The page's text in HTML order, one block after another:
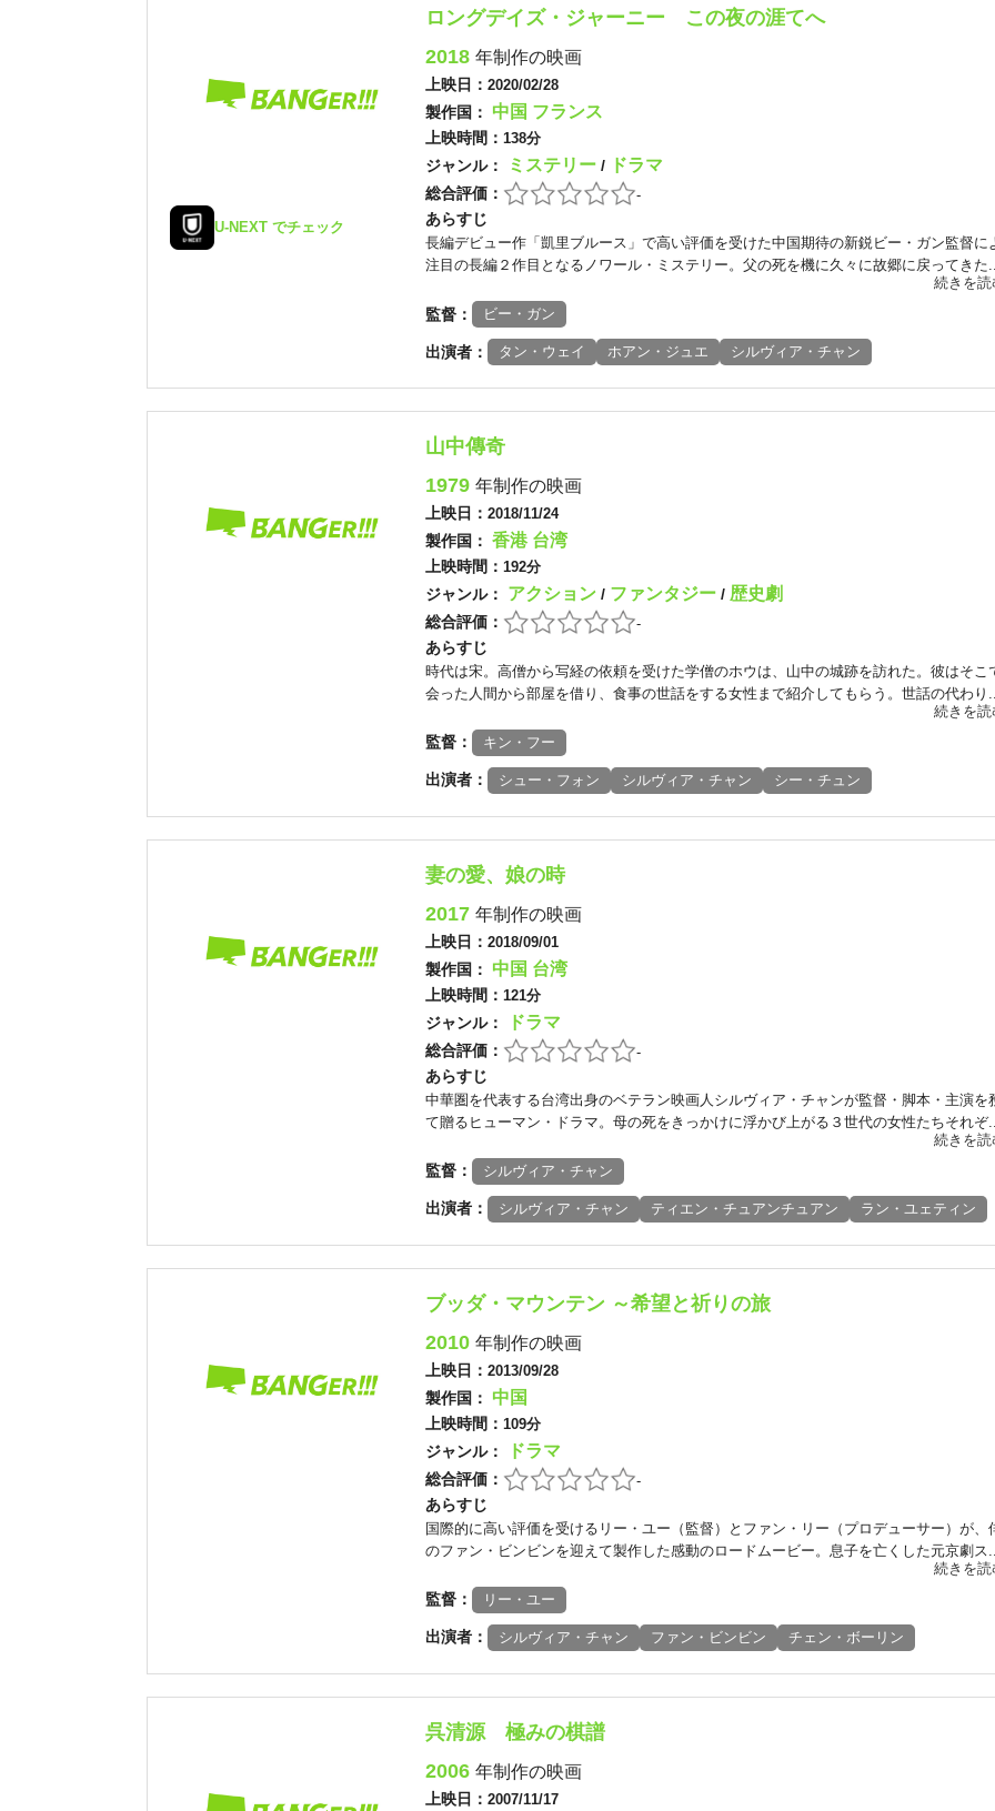
U-NEXT でチェック
ロングデイズ・ジャーニー この夜の涯てへ
2018 年制作の映画
上映日： 2020/02/28
製作国： 中国 フランス
上映時間： 138分
ジャンル： ミステリー / ドラマ
総合評価： -
あらすじ
長編デビュー作「凱里ブルース」で高い評価を受けた中国期待の新鋭ビー・ガン監督に
注目の長編２作目となるノワール・ミステリー。父の死を機に久々に故郷に戻ってきた
続きを読
監督： ビー・ガン
出演者： タン・ウェイ ホアン・ジュエ シルヴィア・チャン
山中傳奇
1979 年制作の映画
上映日： 2018/11/24
製作国： 香港 台湾
上映時間： 192分
ジャンル： アクション / ファンタジー / 歴史劇
総合評価： -
あらすじ
時代は宋。高僧から写経の依頼を受けた学僧のホウは、山中の城跡を訪れた。彼はそこ
会った人間から部屋を借り、食事の世話をする女性まで紹介してもらう。世話の代わり...
続きを読
監督： キン・フー
出演者： シュー・フォン シルヴィア・チャン シー・チュン
妻の愛、娘の時
2017 年制作の映画
上映日： 2018/09/01
製作国： 中国 台湾
上映時間： 121分
ジャンル： ドラマ
総合評価： -
あらすじ
中華圏を代表する台湾出身のベテラン映画人シルヴィア・チャンが監督・脚本・主演を
て贈るヒューマン・ドラマ。母の死をきっかけに浮かび上がる３世代の女性たちそれぞ...
続きを読
監督： シルヴィア・チャン
出演者： シルヴィア・チャン ティエン・チュアンチュアン ラン・ユェティン
ブッダ・マウンテン ～希望と祈りの旅
2010 年制作の映画
上映日： 2013/09/28
製作国： 中国
上映時間： 109分
ジャンル： ドラマ
総合評価： -
あらすじ
国際的に高い評価を受けるリー・ユー（監督）とファン・リー（プロデューサー）が、
のファン・ビンビンを迎えて製作した感動のロードムービー。息子を亡くした元京劇ス...
続きを読
監督： リー・ユー
出演者： シルヴィア・チャン ファン・ビンビン チェン・ボーリン
呉清源 極みの棋譜
2006 年制作の映画
上映日： 2007/11/17